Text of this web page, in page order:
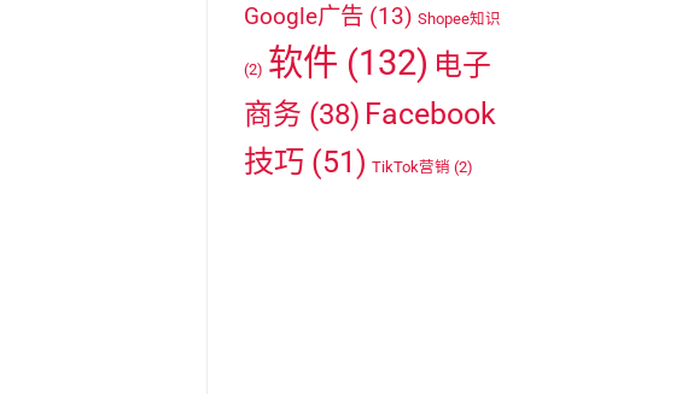
Google广告(13) Shopee知识
(2) 软件 (132) 电子
商务 (38) Facebook
技巧(51) TikTok营销 (2)